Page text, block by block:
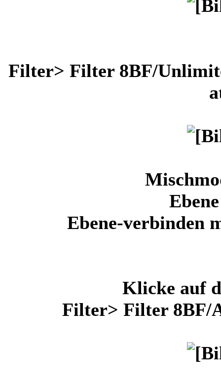
Filter> Filter 8BF/
Ebene-verbinden
Klicke auf
Filter> Filter 8BF/